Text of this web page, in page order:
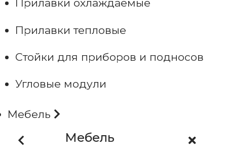
Прилавки охлаждаемые
Прилавки тепловые
Стойки для приборов и подносов
Угловые модули
Мебель
Мебель